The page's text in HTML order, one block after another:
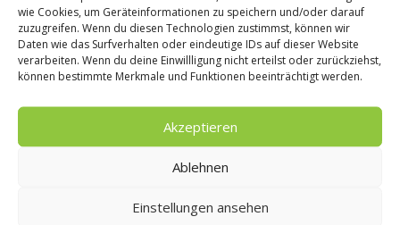
wie Cookies, um Geräteinformationen zu speichern und/oder darauf
zuzugreifen. Wenn du diesen Technologien zustimmst, können wir
Daten wie das Surfverhalten oder eindeutige IDs auf dieser Website
verarbeiten. Wenn du deine Einwillligung nicht erteilst oder zurückziehst,
können bestimmte Merkmale und Funktionen beeinträchtigt werden.
Akzeptieren
Ablehnen
Einstellungen ansehen
Gesundes Pausenbrot: Roggenbrot mit Ei,
Käse und Essiggurken
Um in der Schule konzentriert und fit zu sein, brauchen Kinder
gesundes und leckeres Pausenbrot. So könnte dieses